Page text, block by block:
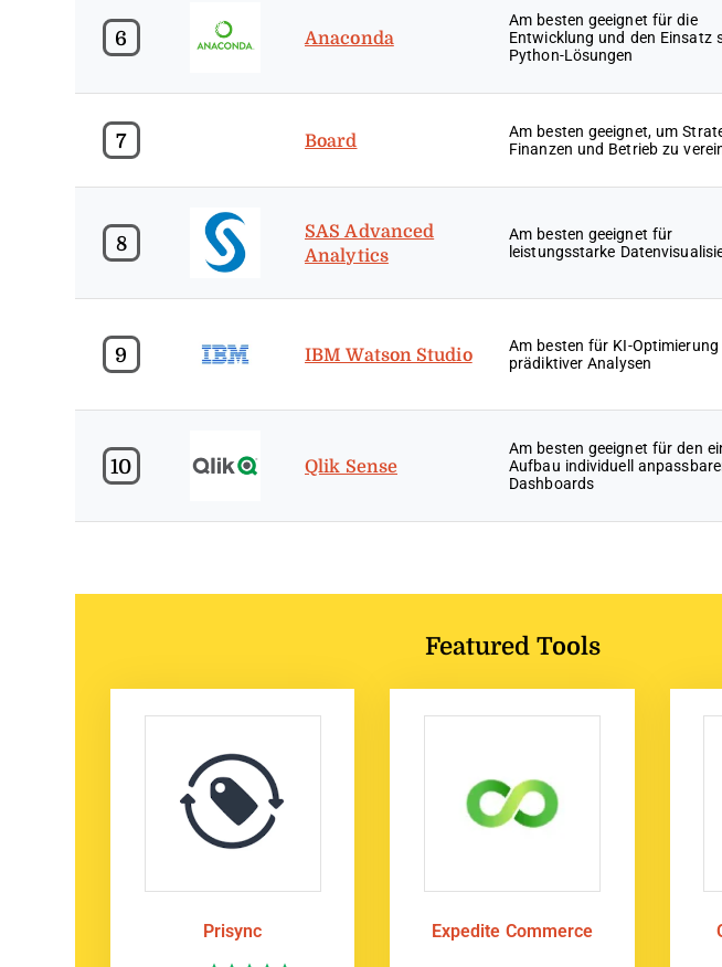
6 Anaconda
Am besten geeignet für die
Entwicklung und den Einsatz
Python-Lösungen
7 Board
Am besten geeignet, um
Finanzen und Betrieb zu
8
SAS Advanced
Analytics
Am besten geeignet für
leistungsstarke
9 IBM Watson Studio
Am besten für KI-Optimierung
prädiktiver Analysen
10 Qlik Sense
Am besten geeignet für den
Aufbau individuell
Dashboards
Featured Tools
Prisync Expedite Commerce